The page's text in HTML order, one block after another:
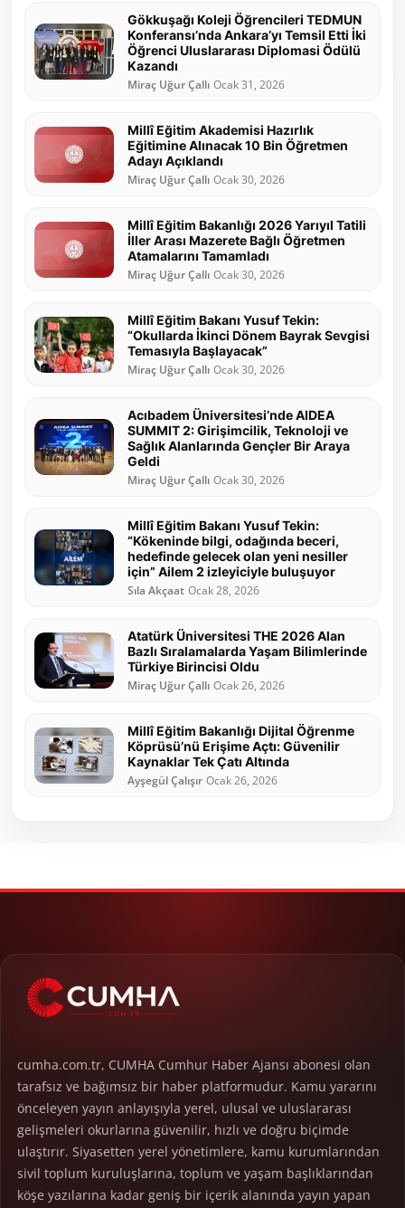
Gökkuşağı Koleji Öğrencileri TEDMUN
Konferansı’nda Ankara’yı Temsil Etti İki
Öğrenci Uluslararası Diplomasi Ödülü
Kazandı
Miraç Uğur Çallı Ocak 31, 2026
Millî Eğitim Akademisi Hazırlık
Eğitimine Alınacak 10 Bin Öğretmen
Adayı Açıklandı
Miraç Uğur Çallı Ocak 30, 2026
Millî Eğitim Bakanlığı 2026 Yarıyıl Tatili
İller Arası Mazerete Bağlı Öğretmen
Atamalarını Tamamladı
Miraç Uğur Çallı Ocak 30, 2026
Millî Eğitim Bakanı Yusuf Tekin:
“Okullarda İkinci Dönem Bayrak Sevgisi
Temasıyla Başlayacak”
Miraç Uğur Çallı Ocak 30, 2026
Acıbadem Üniversitesi’nde AIDEA
SUMMIT 2: Girişimcilik, Teknoloji ve
Sağlık Alanlarında Gençler Bir Araya
Geldi
Miraç Uğur Çallı Ocak 30, 2026
Millî Eğitim Bakanı Yusuf Tekin:
“Kökeninde bilgi, odağında beceri,
hedefinde gelecek olan yeni nesiller
için” Ailem 2 izleyiciyle buluşuyor
Sıla Akçaat Ocak 28, 2026
Atatürk Üniversitesi THE 2026 Alan
Bazlı Sıralamalarda Yaşam Bilimlerinde
Türkiye Birincisi Oldu
Miraç Uğur Çallı Ocak 26, 2026
Millî Eğitim Bakanlığı Dijital Öğrenme
Köprüsü’nü Erişime Açtı: Güvenilir
Kaynaklar Tek Çatı Altında
Ayşegül Çalışır Ocak 26, 2026
cumha.com.tr, CUMHA Cumhur Haber Ajansı abonesi olan
tarafsız ve bağımsız bir haber platformudur. Kamu yararını
önceleyen yayın anlayışıyla yerel, ulusal ve uluslararası
gelişmeleri okurlarına güvenilir, hızlı ve doğru biçimde
ulaştırır. Siyasetten yerel yönetimlere, kamu kurumlarından
sivil toplum kuruluşlarına, toplum ve yaşam başlıklarından
köşe yazılarına kadar geniş bir içerik alanında yayın yapan